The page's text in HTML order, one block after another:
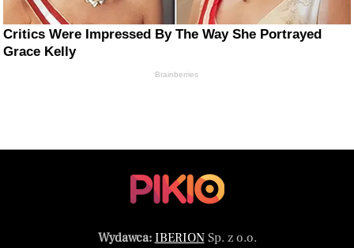
Critics Were Impressed By The Way She Portrayed
Grace Kelly
Brainberries
Wydawca: IBERIONSp. z o.o.